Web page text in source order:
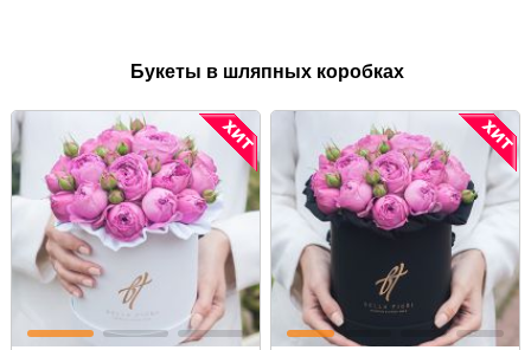
Букеты в шляпных коробках